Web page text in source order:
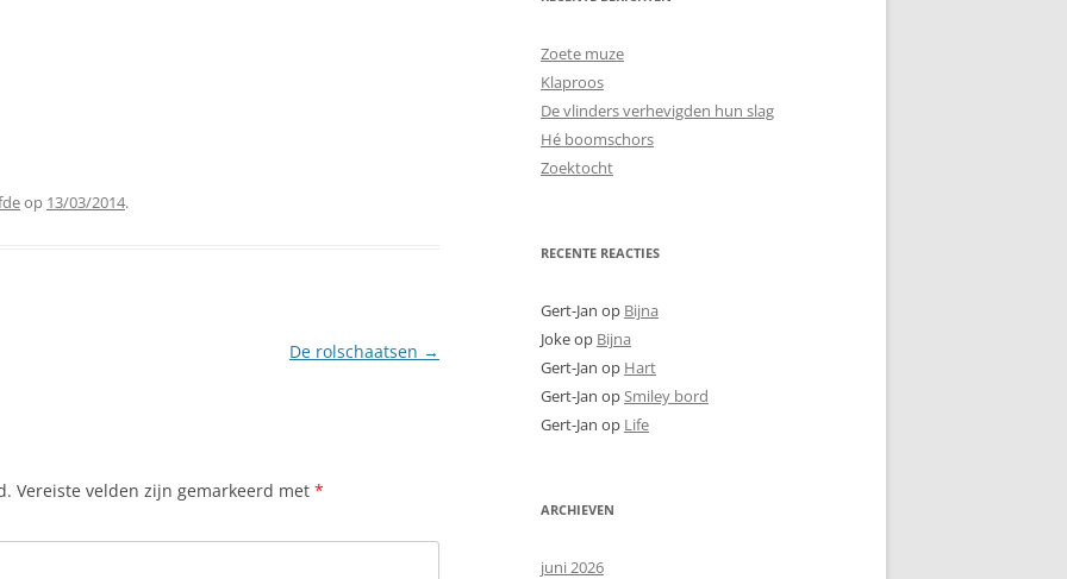
op 13/03/2014.
De rolschaatsen →
Vereiste velden zijn gemarkeerd met *
Zoete muze
Klaproos
De vlinders verhevigden hun slag
Hé boomschors
Zoektocht
RECENTE REACTIES
Gert-Jan op Bijna
Jokeop Bijna
Gert-Jan op Hart
Gert-Jan opSmiley bord
Gert-Jan op Life
ARCHIEVEN
juni 2026